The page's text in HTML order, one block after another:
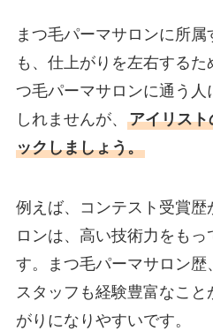
まつ毛パーマサロンに所
も、仕上がりを左右するた
つ毛パーマサロンに通う人
しれませんが、 アイリス
ックしましょう。
例えば、コンテスト受賞歴
ロンは、高い技術力をもっ
す。まつ毛パーマサロン歴
スタッフも経験豊富なこ
がりになりやすいです。